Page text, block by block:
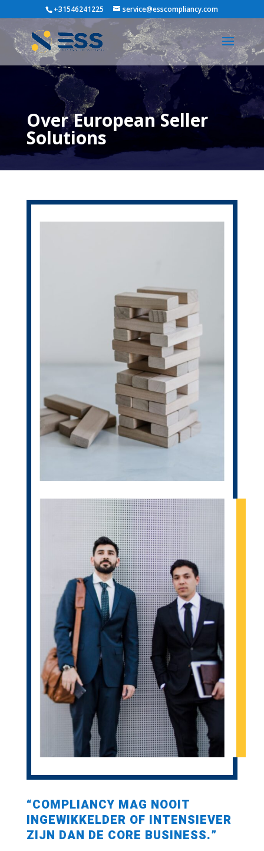
+31546241225 service@esscompliancy.com
Over European Seller
Solutions
“COMPLIANCY MAG NOOIT
INGEWIKKELDER OF INTENSIEVER
ZIJN DAN DE CORE BUSINESS.”